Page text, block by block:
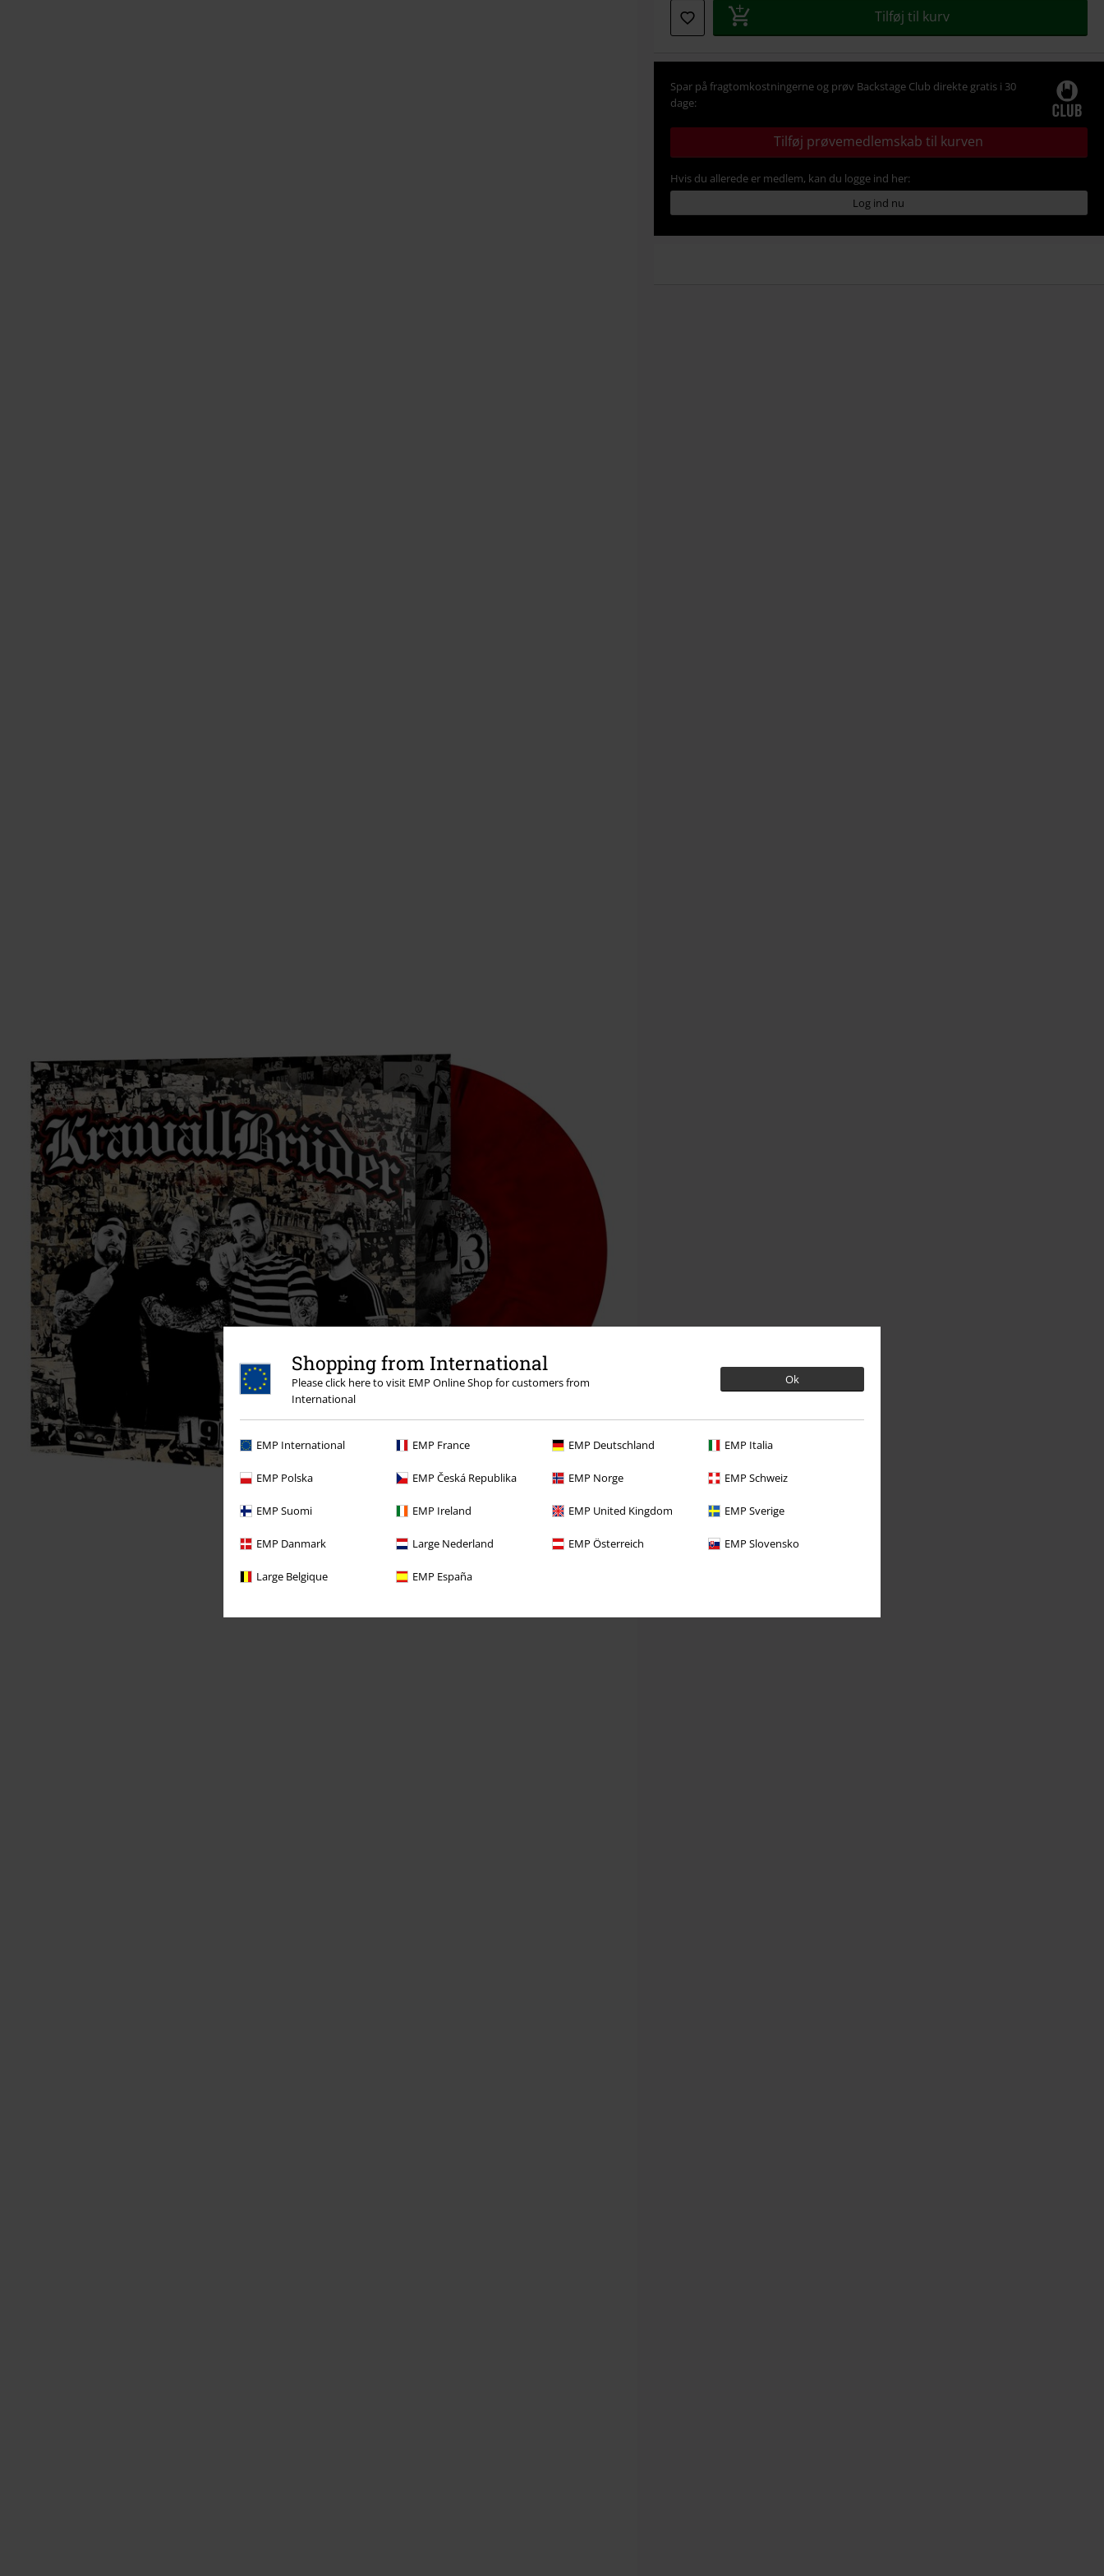
Shopping from International
Please click here to visit EMP Online Shop for customers from
International
Ok
EMP International EMP France EMP Deutschland EMP Italia
EMP Polska EMP Česká Republika EMP Norge EMP Schweiz
EMP Suomi EMP Ireland EMP United Kingdom EMP Sverige
EMP Danmark Large Nederland EMP Österreich EMP Slovensko
Large Belgique EMP España
Tilføj til kurv
Spar på fragtomkostningerne og prøv Backstage Club direkte gratis i 30
dage:
Tilføj prøvemedlemskab til kurven
Hvis du allerede er medlem, kan du logge ind her:
Log ind nu